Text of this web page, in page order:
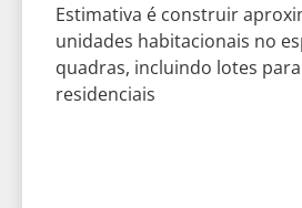
Estimativa é construir
unidades habitacionais no
quadras, incluindo lotes
residenciais